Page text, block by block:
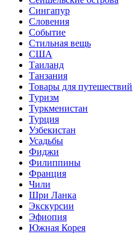
Сингапур
Словения
Событие
Стильная вещь
США
Таиланд
Танзания
Товары для путешествий
Туризм
Туркменистан
Турция
Узбекистан
Усадьбы
Фиджи
Филиппины
Франция
Чили
Шри Ланка
Экскурсии
Эфиопия
Южная Корея